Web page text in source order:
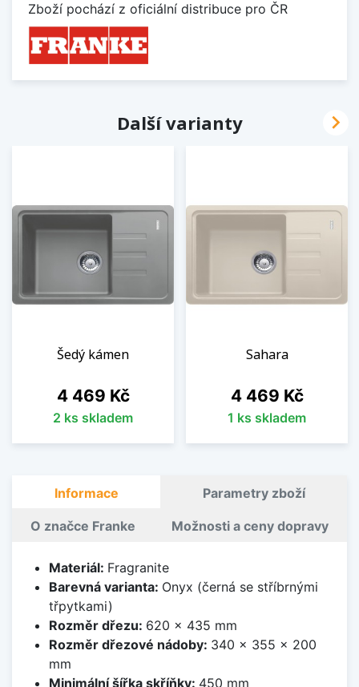
Zboží pochází z oficiální distribuce pro ČR
Další varianty
Šedý kámen
Cena
4 469 Kč
2 ks skladem
Sahara
Cena
4 469 Kč
1 ks skladem

Informace Parametry zboží
O značce Franke Možnosti a ceny dopravy
Materiál: Fragranite
Barevná varianta: Onyx (černá se stříbrnými
třpytkami)
Rozměr dřezu: 620 x 435 mm
Rozměr dřezové nádoby: 340 x 355 x 200
mm
Minimální šířka skříňky: 450 mm